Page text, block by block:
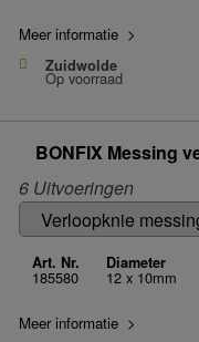
Meer informatie >
Zuidwolde
Op voorraad
BONFIX Messing
6 Uitvoeringen
Art. Nr.
185580
Diameter
12 x 10mm
Meer informatie >